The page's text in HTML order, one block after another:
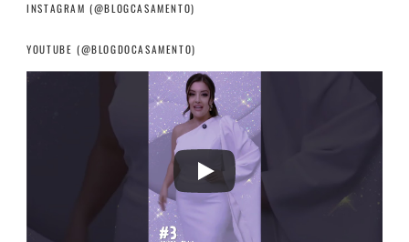
INSTAGRAM (@BLOGCASAMENTO)
YOUTUBE (@BLOGDOCASAMENTO)